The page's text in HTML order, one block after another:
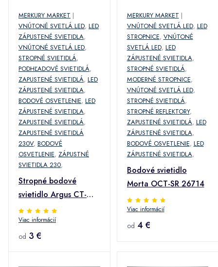
MERKURY MARKET |
VNÚTONÉ SVETLÁ LED, LED
ZÁPUSTENÉ SVIETIDLA,
VNÚTONÉ SVETLÁ LED,
STROPNÉ SVIETIDLÁ,
PODHĽADOVÉ SVIETIDLÁ,
ZAPUSTENÉ SVIETIDLÁ, LED
ZÁPUSTENÉ SVIETIDLA,
BODOVÉ OSVETLENIE, LED
ZÁPUSTENÉ SVIETIDLA,
ZAPUSTENÉ SVIETIDLÁ,
ZAPUSTENÉ SVIETIDLÁ
230V, BODOVÉ
OSVETLENIE, ZÁPUSTNÉ
SVIETIDLA 230,
Stropné bodové
svietidlo Argus CT-
2114-C/M
Viac informácií
od 3 €
MERKURY MARKET |
VNÚTONÉ SVETLÁ LED, LED
STROPNICE, VNÚTONÉ
SVETLÁ LED, LED
ZÁPUSTENÉ SVIETIDLA,
STROPNÉ SVIETIDLÁ,
MODERNÉ STROPNICE,
VNÚTONÉ SVETLÁ LED,
STROPNÉ SVIETIDLÁ,
STROPNÉ REFLEKTORY,
ZAPUSTENÉ SVIETIDLÁ, LED
ZÁPUSTENÉ SVIETIDLA,
BODOVÉ OSVETLENIE, LED
ZÁPUSTENÉ SVIETIDLA,
Bodové svietidlo
Morta OCT-SR 26714
Viac informácií
od 4 €